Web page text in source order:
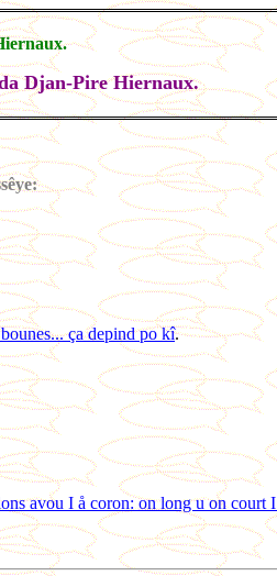
Djan-Pire Hiernaux.
ça depind po kî.
avou I å coron: on long u on court